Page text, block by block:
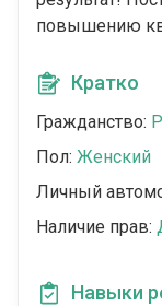
повышению
Кратко
Гражданство:
Пол: Женский
Личный
Наличие прав:
Навыки